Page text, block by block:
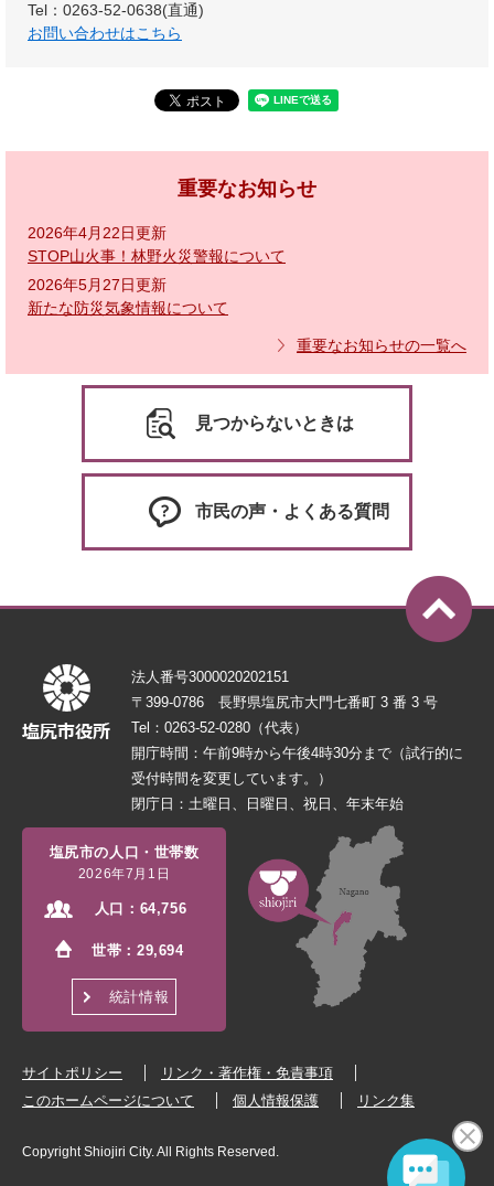
Tel：0263-52-0638(直通)
お問い合わせはこちら
重要なお知らせ
2026年4月22日更新
STOP山火事！林野火災警報について
2026年5月27日更新
新たな防災気象情報について
重要なお知らせの一覧へ
見つからないときは
市民の声・よくある質問
法人番号3000020202151
〒399-0786 長野県塩尻市大門七番町 3 番 3 号
Tel：0263-52-0280（代表）
開庁時間：午前9時から午後4時30分まで（試行的に
受付時間を変更しています。）
閉庁日：土曜日、日曜日、祝日、年末年始
塩尻市の人口・世帯数
2026年7月1日
人口： 64,756
世帯：29,694
統計情報
サイトポリシー
リンク・著作権・免責事項
このホームページについて
個人情報保護 リンク集
Copyright Shiojiri City. All Rights Reserved.